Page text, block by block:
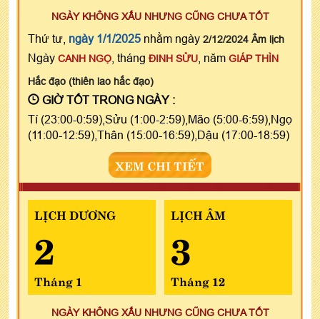
NGÀY KHÔNG XẤU NHƯNG CŨNG CHƯA TỐT
Thứ tư, ngày 1/1/2025 nhằm ngày 2/12/2024 Âm lịch
Ngày CANH NGỌ , tháng ĐINH SỬU , năm GIÁP THÌN
Hắc đạo (thiên lao hắc đạo)
GIỜ TỐT TRONG NGÀY :
Tí (23:00-0:59),Sửu (1:00-2:59),Mão (5:00-6:59),Ngọ
(11:00-12:59),Thân (15:00-16:59),Dậu (17:00-18:59)
XEM CHI TIẾT
LỊCH DƯƠNG
2
Tháng 1
LỊCH ÂM
3
Tháng 12
NGÀY KHÔNG XẤU NHƯNG CŨNG CHƯA TỐT